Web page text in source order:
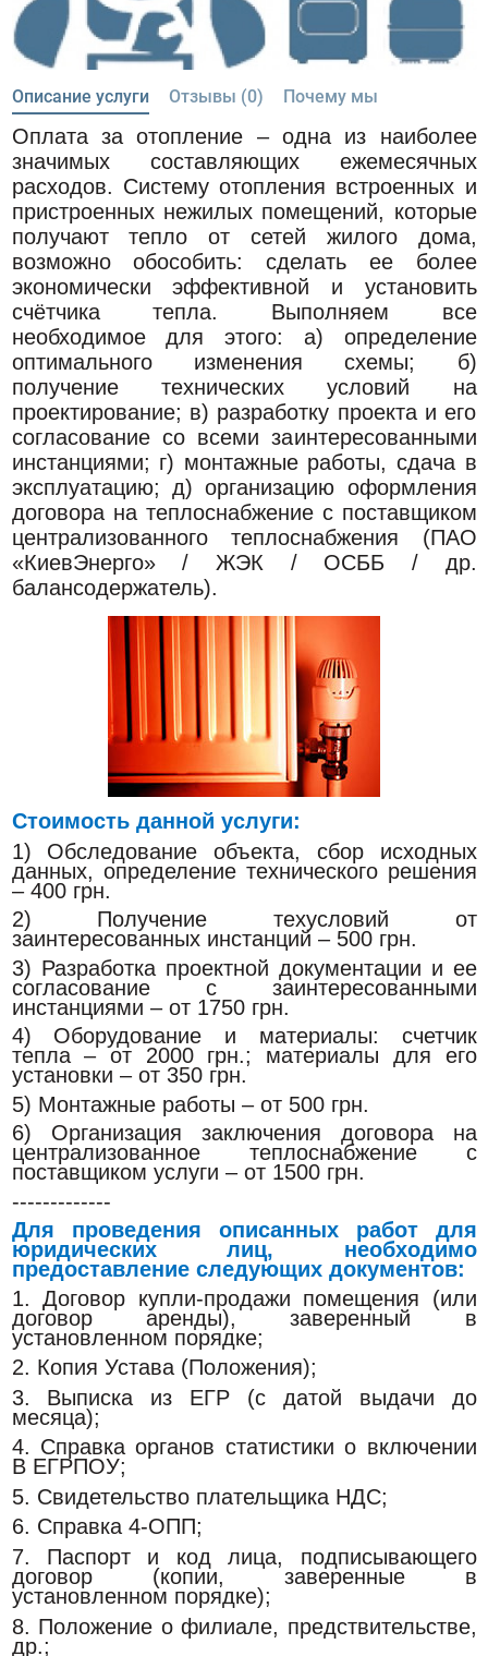
Описание услуги Отзывы (0) Почему мы
Оплата за отопление – одна из наиболее
значимых составляющих ежемесячных
расходов. Систему отопления встроенных и
пристроенных нежилых помещений, которые
получают тепло от сетей жилого дома,
возможно обособить: сделать ее более
экономически эффективной и установить
счётчика тепла. Выполняем все
необходимое для этого: а) определение
оптимального изменения схемы; б)
получение технических условий на
проектирование; в) разработку проекта и его
согласование со всеми заинтересованными
инстанциями; г) монтажные работы, сдача в
эксплуатацию; д) организацию оформления
договора на теплоснабжение с поставщиком
централизованного теплоснабжения (ПАО
«КиевЭнерго» / ЖЭК / ОСББ / др.
балансодержатель).
Стоимость данной услуги:
1) Обследование объекта, сбор исходных
данных, определение технического решения
– 400 грн.
2) Получение техусловий от
заинтересованных инстанций – 500 грн.
3) Разработка проектной документации и ее
согласование с заинтересованными
инстанциями – от 1750 грн.
4) Оборудование и материалы: счетчик
тепла – от 2000 грн.; материалы для его
установки – от 350 грн.
5) Монтажные работы – от 500 грн.
6) Организация заключения договора на
централизованное теплоснабжение с
поставщиком услуги – от 1500 грн.
-------------
Для проведения описанных работ для
юридических лиц, необходимо
предоставление следующих документов:
1. Договор купли-продажи помещения (или
договор аренды), заверенный в
установленном порядке;
2. Копия Устава (Положения);
3. Выписка из ЕГР (с датой выдачи до
месяца);
4. Справка органов статистики о включении
В ЕГРПОУ;
5. Свидетельство плательщика НДС;
6. Справка 4-ОПП;
7. Паспорт и код лица, подписывающего
договор (копии, заверенные в
установленном порядке);
8. Положение о филиале, предствительстве,
др.;